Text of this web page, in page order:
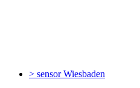
> sensorWiesbaden